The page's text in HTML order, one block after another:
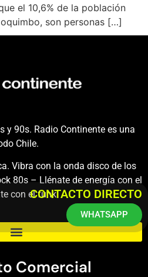
el 10,6% de la población
son personas […]
y 90s. Radio Continente es una
Chile.
Vibra con la onda disco de los
80s – Llénate de energía con el
con el funk.
Comercial
CONTACTO DIRECTO
WHATSAPP